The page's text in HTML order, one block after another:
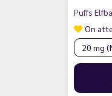
Puffs
On